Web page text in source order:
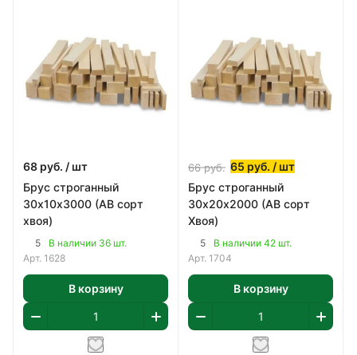
68 руб. / шт
Брус строганный
30х10х3000 (АВ сорт
хвоя)
5
В наличии 36 шт.
Арт. 1628
В корзину
66руб. 65 руб. / шт
Брус строганный
30х20х2000 (АВ сорт
Хвоя)
5
В наличии 42 шт.
Арт. 1704
В корзину